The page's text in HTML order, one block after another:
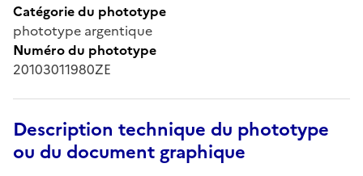
Catégorie du phototype
phototype argentique
Numéro du phototype
20103011980ZE
Description technique du phototype
ou du document graphique